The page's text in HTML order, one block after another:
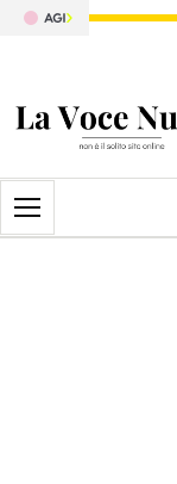
Apri il menu